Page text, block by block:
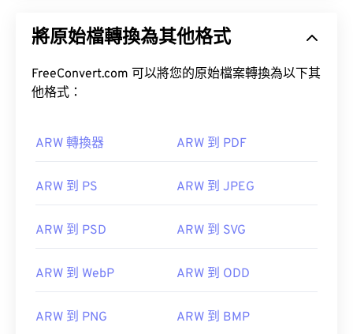
將原始檔轉換為其他格式
FreeConvert.com 可以將您的原始檔案轉換為以下其
他格式：
ARW 轉換器 ARW 到 PDF
ARW 到 PS ARW 到 JPEG
ARW 到 PSD ARW 到 SVG
ARW 到 WebP ARW 到 ODD
ARW 到 PNG ARW 到 BMP